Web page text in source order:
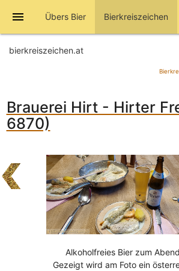
menu Übers Bier Bierkreiszeichen
bierkreiszeichen.at
Brauerei Hirt - Hirter
6870)
Alkoholfreies Bier zum
Gezeigt wird am Foto ein